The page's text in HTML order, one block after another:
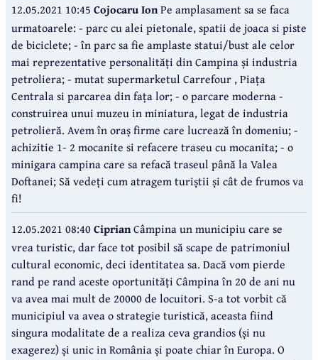
12.05.2021 10:45 Cojocaru IonPe amplasament sa se faca
urmatoarele: - parc cu alei pietonale, spatii de joaca si piste
de biciclete; - în parc sa fie amplaste statui/bust ale celor
mai reprezentative personalități din Campina și industria
petroliera; - mutat supermarketul Carrefour , Piața
Centrala si parcarea din fața lor; - o parcare moderna -
construirea unui muzeu in miniatura, legat de industria
petrolieră. Avem în oraș firme care lucrează în domeniu; -
achizitie 1- 2 mocanite si refacere traseu cu mocanita; - o
minigara campina care sa refacă traseul până la Valea
Doftanei; Să vedeți cum atragem turiștii și cât de frumos va
fi!
12.05.2021 08:40CiprianCâmpina un municipiu care se
vrea turistic, dar face tot posibil să scape de patrimoniul
cultural economic, deci identitatea sa. Dacă vom pierde
rand pe rand aceste oportunități Câmpina în 20 de ani nu
va avea mai mult de 20000 de locuitori. S-a tot vorbit că
municipiul va avea o strategie turistică, aceasta fiind
singura modalitate de a realiza ceva grandios (și nu
exagerez) și unic in România și poate chiar în Europa. O